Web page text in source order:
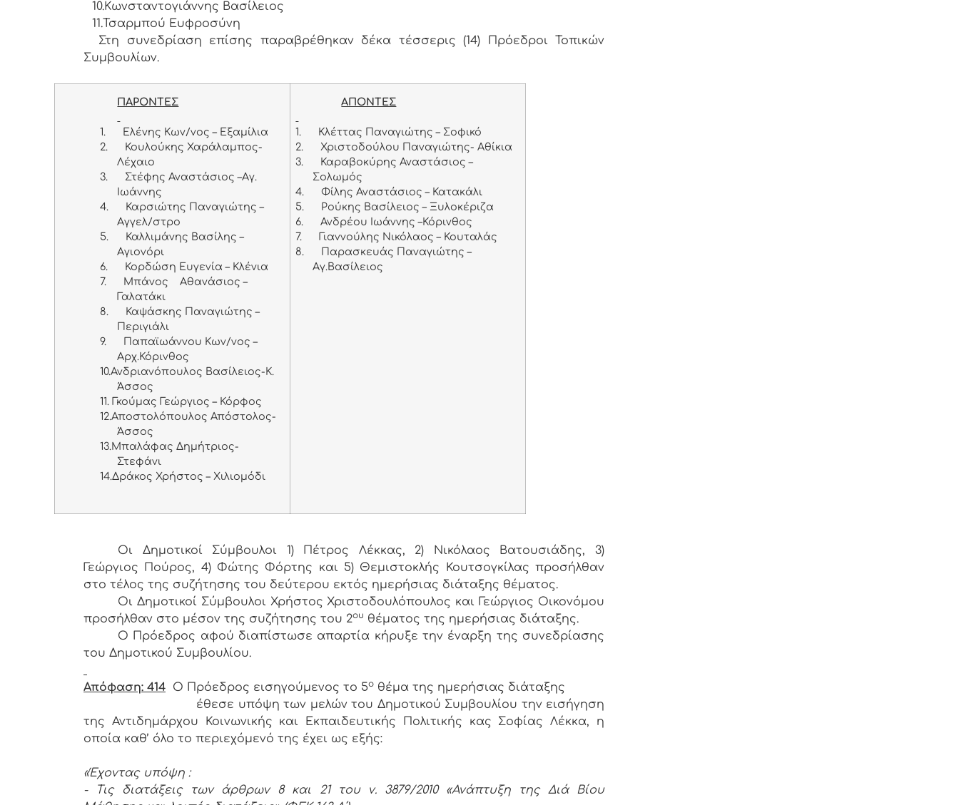
10.Κωνσταντογιάννης Βασίλειος
11.Τσαρμπού Ευφροσύνη
Στη συνεδρίαση επίσης παραβρέθηκαν δέκα τέσσερις (14) Πρόεδροι Τοπικών
Συμβουλίων.
ΠΑΡΟΝΤΕΣ
1.
Ελένης Κων/νος – Εξαμίλια
2.
Κουλούκης Χαράλαμπος-
Λέχαιο
3.
Στέφης Αναστάσιος –Αγ.
Ιωάννης
4.
Καρσιώτης Παναγιώτης –
Αγγελ/στρο
5.
Καλλιμάνης Βασίλης –
Αγιονόρι
6.
Κορδώση Ευγενία – Κλένια
7.
Μπάνος Αθανάσιος –
Γαλατάκι
8.
Καψάσκης Παναγιώτης –
Περιγιάλι
9.
Παπαϊωάννου Κων/νος –
Αρχ.Κόρινθος
10.Ανδριανόπουλος Βασίλειος-K.
Άσσος
11. Γκούμας Γεώργιος – Κόρφος
12.Αποστολόπουλος Απόστολος-
Άσσος
13.Μπαλάφας Δημήτριος-
Στεφάνι
14.Δράκος Χρήστος – Χιλιομόδι
ΑΠΟΝΤΕΣ
1.
Κλέττας Παναγιώτης – Σοφικό
2.
Χριστοδούλου Παναγιώτης- Αθίκια
3.
Καραβοκύρης Αναστάσιος –
Σολωμός
4.
Φίλης Αναστάσιος – Κατακάλι
5.
Ρούκης Βασίλειος – Ξυλοκέριζα
6.
Ανδρέου Ιωάννης –Κόρινθος
7.
Γιαννούλης Νικόλαος – Κουταλάς
8.
Παρασκευάς Παναγιώτης –
Αγ.Βασίλειος
Οι Δημοτικοί Σύμβουλοι 1) Πέτρος Λέκκας, 2) Νικόλαος Βατουσιάδης, 3)
Γεώργιος Πούρος, 4) Φώτης Φόρτης και 5) Θεμιστοκλής Κουτσογκίλας προσήλθαν
στο τέλος της συζήτησης του δεύτερου εκτός ημερήσιας διάταξης θέματος.
Οι Δημοτικοί Σύμβουλοι Χρήστος Χριστοδουλόπουλος και Γεώργιος Οικονόμου
προσήλθαν στο μέσον της συζήτησης του 2ου θέματος της ημερήσιας διάταξης.
Ο Πρόεδρος αφού διαπίστωσε απαρτία κήρυξε την έναρξη της συνεδρίασης
του Δημοτικού Συμβουλίου.
Απόφαση: 414 Ο Πρόεδρος εισηγούμενος το 5ο θέμα της ημερήσιας διάταξης
έθεσε υπόψη των μελών του Δημοτικού Συμβουλίου την εισήγηση
της Αντιδημάρχου Κοινωνικής και Εκπαιδευτικής Πολιτικής κας Σοφίας Λέκκα, η
οποία καθ’ όλο το περιεχόμενό της έχει ως εξής:
«Έχοντας υπόψη :
- Τις διατάξεις των άρθρων 8 και 21 του ν. 3879/2010 «Ανάπτυξη της Διά Βίου